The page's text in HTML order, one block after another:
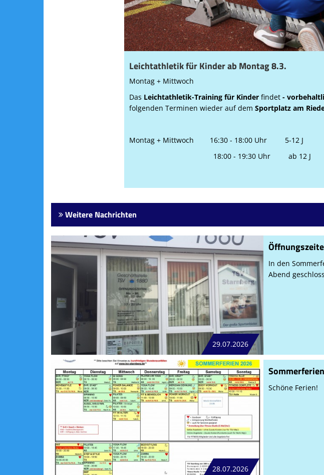
Leichtathletik für Kinder ab Montag 8.3.
Montag + Mittwoch
Das Leichtathletik-Training für Kinder findet-
folgenden Terminen wieder auf demSportplatz am
Montag + Mittwoch 16:30 - 18:00 Uhr 5-12 J
18:00 - 19:30 Uhr ab 12 J
Weitere Nachrichten
29.07.2026
In den
Abend
28.07.2026
Schöne Ferien!